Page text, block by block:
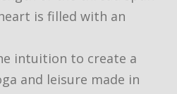
is filled with an
intuition to create a
and leisure made in